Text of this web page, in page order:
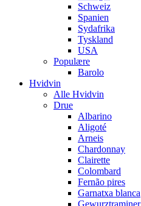
Schweiz
Spanien
Sydafrika
Tyskland
USA
Populære
Barolo
Hvidvin
Alle Hvidvin
Drue
Albarino
Aligoté
Arneis
Chardonnay
Clairette
Colombard
Fernão pires
Garnatxa blanca
Gewurztraminer